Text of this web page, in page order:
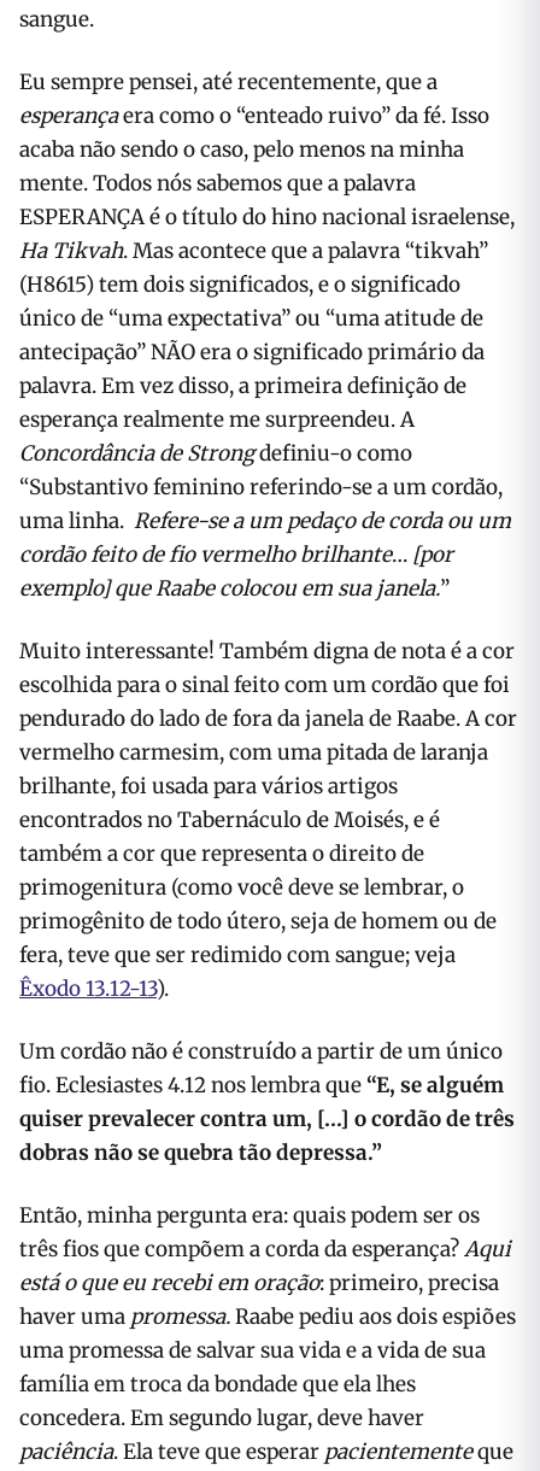
sangue.
Eu sempre pensei, até recentemente, que a
esperançaera como o “enteado ruivo” da fé. Isso
acaba não sendo o caso, pelo menos na minha
mente. Todos nós sabemos que a palavra
ESPERANÇA é o título do hino nacional israelense,
Ha Tikvah. Mas acontece que a palavra “tikvah”
(H8615) tem dois significados, e o significado
único de “uma expectativa” ou “uma atitude de
antecipação” NÃO era o significado primário da
palavra. Em vez disso, a primeira definição de
esperança realmente me surpreendeu. A
Concordância de Strongdefiniu-o como
“Substantivo feminino referindo-se a um cordão,
uma linha. Refere-se a um pedaço de corda ou um
cordão feito de fio vermelho brilhante… [por
exemplo] que Raabe colocou em sua janela.”
Muito interessante! Também digna de nota é a cor
escolhida para o sinal feito com um cordão que foi
pendurado do lado de fora da janela de Raabe. A cor
vermelho carmesim, com uma pitada de laranja
brilhante, foi usada para vários artigos
encontrados no Tabernáculo de Moisés, e é
também a cor que representa o direito de
primogenitura (como você deve se lembrar, o
primogênito de todo útero, seja de homem ou de
fera, teve que ser redimido com sangue; veja
Êxodo 13.12-13).
Um cordão não é construído a partir de um único
fio. Eclesiastes 4.12 nos lembra que“E, se alguém
quiser prevalecer contra um, […] o cordão de três
dobras não se quebra tão depressa.”
Então, minha pergunta era: quais podem ser os
três fios que compõem a corda da esperança?Aqui
está o que eu recebi em oração: primeiro, precisa
haver uma promessa.Raabe pediu aos dois espiões
uma promessa de salvar sua vida e a vida de sua
família em troca da bondade que ela lhes
concedera. Em segundo lugar, deve haver
paciência. Ela teve que esperar pacientementeque